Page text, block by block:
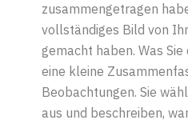
zusammengetragen
vollständiges Bild von
gemacht haben. Was
eine kleine
Beobachtungen. Sie
aus und beschreiben,